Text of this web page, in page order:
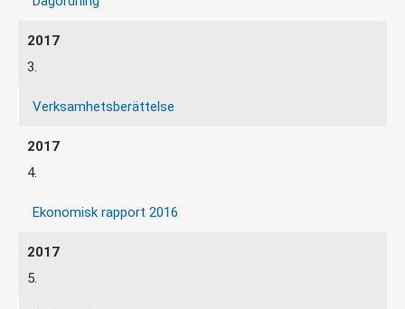
3.
Verksamhetsberättelse
4.
Ekonomisk rapport 2016
5.